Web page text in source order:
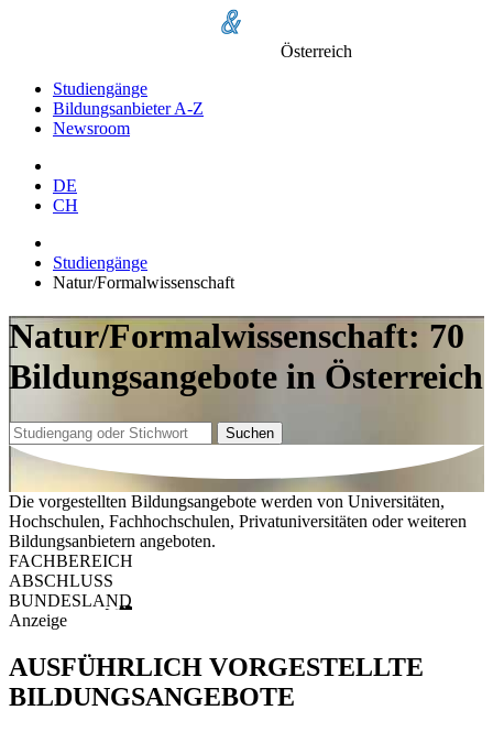
Österreich
Studiengänge
Bildungsanbieter A-Z
Newsroom
DE
CH
Studiengänge
Natur/Formalwissenschaft
Natur/Formalwissenschaft: 70
Bildungsangebote in Österreich
Suchen
Die vorgestellten Bildungsangebote werden von Universitäten,
Hochschulen, Fachhochschulen, Privatuniversitäten oder weiteren
Bildungsanbietern angeboten.
FACHBEREICH
ABSCHLUSS
BUNDESLAND
Anzeige
AUSFÜHRLICH VORGESTELLTE
BILDUNGSANGEBOTE